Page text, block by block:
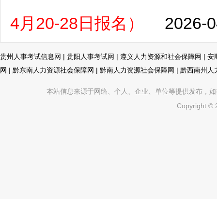
4月20-28日报名）
2026-
贵州人事考试信息网 | 贵阳人事考试网 | 遵义人力资源和社会保障网 | 安
网 | 黔东南人力资源社会保障网 | 黔南人力资源社会保障网 | 黔西南州人
本站信息来源于网络、个人、企业、单位等提供发布，
Copyright ©